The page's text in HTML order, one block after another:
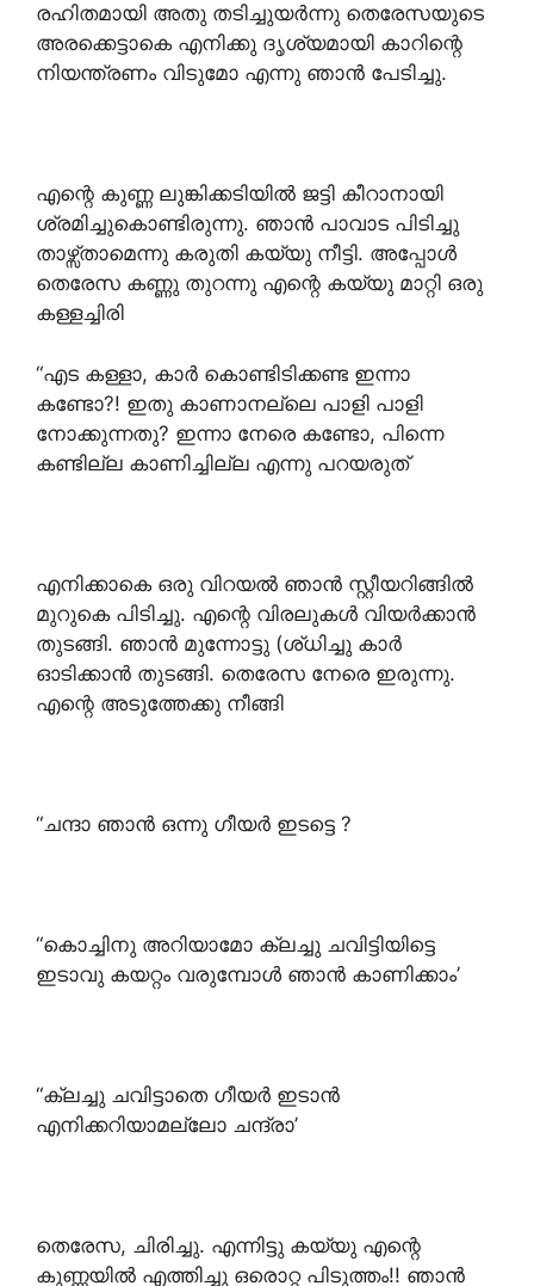
രഹിതമായി അതു തടിച്ചുയർന്നു തെരേസയുടെ
അരക്കെട്ടാകെ എനിക്കു ദൃശ്യമായി കാറിന്റെ
നിയന്ത്രണം വിടുമോ എന്നു ഞാൻ പേടിച്ചു.
എന്റെ കുണ്ണ ലുങ്കിക്കടിയിൽ ജട്ടി കീറാനായി
ശ്രമിച്ചുകൊണ്ടിരുന്നു. ഞാൻ പാവാട പിടിച്ചു
താഴ്സ്താമെന്നു കരുതി കയ്യു നീട്ടി. അപ്പോൾ
തെരേസ കണ്ണു തുറന്നു എന്റെ കയ്യു മാറ്റി ഒരു
കള്ളച്ചിരി
“എട കള്ളാ, കാർ കൊണ്ടിടിക്കണ്ട ഇന്നാ
കണ്ടോ?! ഇതു കാണാനല്ലെ പാളി പാളി
നോക്കുന്നതു? ഇന്നാ നേരെ കണ്ടോ, പിന്നെ
കണ്ടില്ല കാണിച്ചില്ല എന്നു പറയരുത്
എനിക്കാകെ ഒരു വിറയൽ ഞാൻ സ്റ്റീയറിങ്ങിൽ
മുറുകെ പിടിച്ചു. എന്റെ വിരലുകൾ വിയർക്കാൻ
തുടങ്ങി. ഞാൻ മുന്നോട്ടു (ശ്ധിച്ചു കാർ
ഓടിക്കാൻ തുടങ്ങി. തെരേസ നേരെ ഇരുന്നു.
എന്റെ അടുത്തേക്കു നീങ്ങി
“ചന്ദാ ഞാൻ ഒന്നു ഗീയർ ഇടട്ടെ ?
“കൊച്ചിനു അറിയാമോ ക്ലച്ചു ചവിട്ടിയിട്ടെ
ഇടാവു കയറ്റം വരുമ്പോൾ ഞാൻ കാണിക്കാം’
“ക്ലച്ചു ചവിട്ടാതെ ഗീയർ ഇടാൻ
എനിക്കറിയാമല്ലോ ചന്ദ്രാ’
തെരേസ, ചിരിച്ചു. എന്നിട്ടു കയ്യു എന്റെ
കുണ്ണയിൽ എത്തിച്ചു ഒരൊറ്റ പിടുത്തം!! ഞാൻ